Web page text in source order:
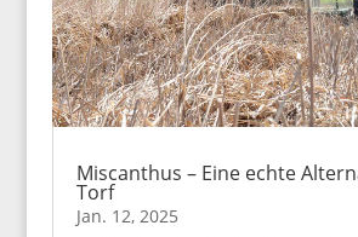
Miscanthus – Eine echte
Torf
Jan. 12, 2025